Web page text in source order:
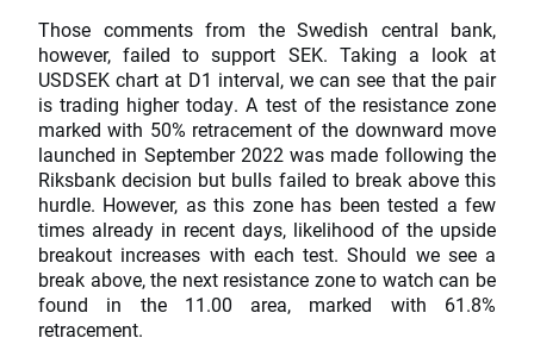
Those comments from the Swedish central bank,
however, failed to support SEK. Taking a look at
USDSEK chart at D1 interval, we can see that the pair
is trading higher today. A test of the resistance zone
marked with 50% retracement of the downward move
launched in September 2022 was made following the
Riksbank decision but bulls failed to break above this
hurdle. However, as this zone has been tested a few
times already in recent days, likelihood of the upside
breakout increases with each test. Should we see a
break above, the next resistance zone to watch can be
found in the 11.00 area, marked with 61.8%
retracement.